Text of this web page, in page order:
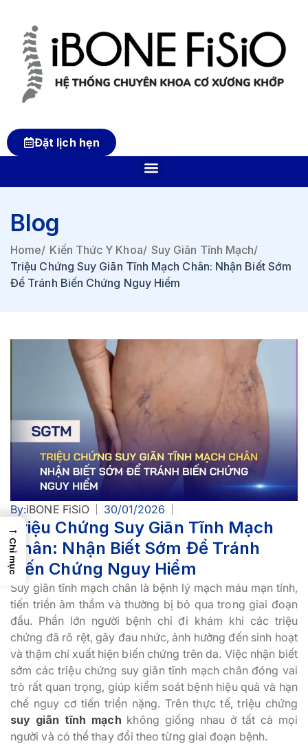
Đặt lịch hẹn
Blog
Home/ Kiến Thức Y Khoa/ Suy Giãn Tĩnh Mạch/
Triệu Chứng Suy Giãn Tĩnh Mạch Chân: Nhận Biết Sớm
Để Tránh Biến Chứng Nguy Hiểm
By:iBONE FiSiO 30/01/2026
Triệu Chứng Suy Giãn Tĩnh Mạch
Chân: Nhận Biết Sớm Để Tránh
Biến Chứng Nguy Hiểm
Suy giãn tĩnh mạch chân là bệnh lý mạch máu mạn tính,
tiến triển âm thầm và thường bị bỏ qua trong giai đoạn
đầu. Phần lớn người bệnh chỉ đi khám khi các triệu
chứng đã rõ rệt, gây đau nhức, ảnh hưởng đến sinh hoạt
và thậm chí xuất hiện biến chứng trên da. Việc nhận biết
sớm các triệu chứng suy giãn tĩnh mạch chân đóng vai
trò rất quan trọng, giúp kiểm soát bệnh hiệu quả và hạn
chế nguy cơ tiến triển nặng. Trên thực tế, triệu chứng
suy giãn tĩnh mạch không giống nhau ở tất cả mọi
người và có thể thay đổi theo từng giai đoạn bệnh.
→
Chỉ mục